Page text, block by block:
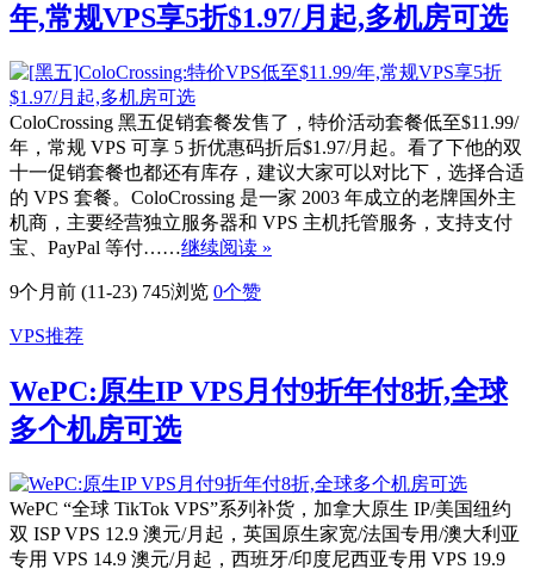
年,常规VPS享5折$1.97/月起,多机房可选
ColoCrossing 黑五促销套餐发售了，特价活动套餐低至$11.99/
年，常规 VPS 可享 5 折优惠码折后$1.97/月起。看了下他的双
十一促销套餐也都还有库存，建议大家可以对比下，选择合适
的 VPS 套餐。ColoCrossing 是一家 2003 年成立的老牌国外主
机商，主要经营独立服务器和 VPS 主机托管服务，支持支付
宝、PayPal 等付……继续阅读 »
9个月前 (11-23) 745浏览 0个赞
VPS推荐
WePC:原生IP VPS月付9折年付8折,全球
多个机房可选
WePC “全球 TikTok VPS”系列补货，加拿大原生 IP/美国纽约
双 ISP VPS 12.9 澳元/月起，英国原生家宽/法国专用/澳大利亚
专用 VPS 14.9 澳元/月起，西班牙/印度尼西亚专用 VPS 19.9